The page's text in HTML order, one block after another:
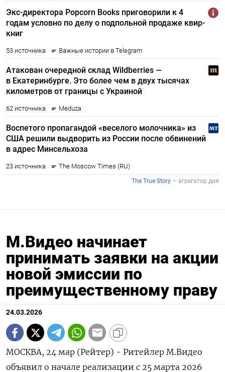
М.Видео начинает
принимать заявки на акции
новой эмиссии по
преимущественному праву
24.03.2026
МОСКВА, 24 мар (Рейтер) - Ритейлер М.Видео
объявил о начале реализации с 25 марта ‌2026